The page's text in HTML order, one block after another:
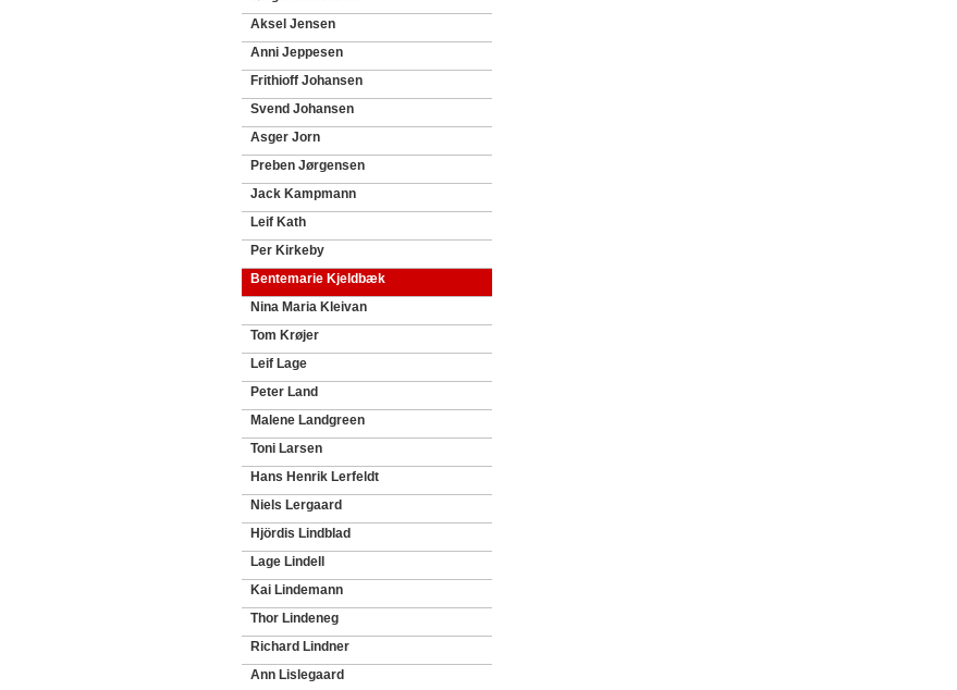
Aksel Jensen
Anni Jeppesen
Frithioff Johansen
Svend Johansen
Asger Jorn
Preben Jørgensen
Jack Kampmann
Leif Kath
Per Kirkeby
Bentemarie Kjeldbæk
Nina Maria Kleivan
Tom Krøjer
Leif Lage
Peter Land
Malene Landgreen
Toni Larsen
Hans Henrik Lerfeldt
Niels Lergaard
Hjördis Lindblad
Lage Lindell
Kai Lindemann
Thor Lindeneg
Richard Lindner
Ann Lislegaard